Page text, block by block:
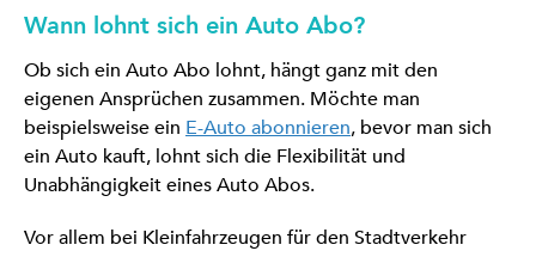
Wann lohnt sich ein Auto Abo?
Ob sich ein Auto Abo lohnt, hängt ganz mit den
eigenen Ansprüchen zusammen. Möchte man
beispielsweise ein E-Auto abonnieren, bevor man sich
ein Auto kauft, lohnt sich die Flexibilität und
Unabhängigkeit eines Auto Abos.
Vor allem bei Kleinfahrzeugen für den Stadtverkehr